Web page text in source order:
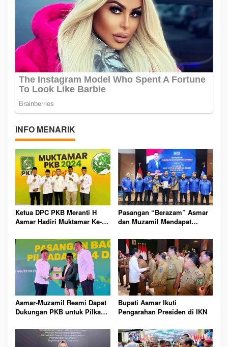
INFO MENARIK
Ketua DPC PKB Meranti H
Asmar Hadiri Muktamar Ke-6,
Kembali sebagai Ketua
Umum PKB
Pasangan “Berazam” Asmar
dan Muzamil Mendapat
Demokrat
Asmar-Muzamil Resmi Dapat
Dukungan PKB untuk Pilkada
Bupati Asmar Ikuti
Pengarahan Presiden di IKN